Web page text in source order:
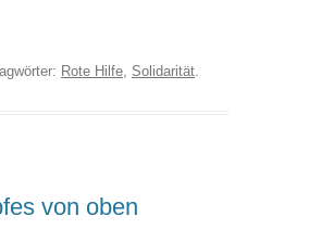
Rote Hilfe, Solidarität.
von oben